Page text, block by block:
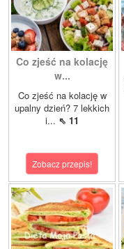
Co zjeść na kolację
w...
Co zjeść na kolację w
upalny dzień? 7 lekkich
i... ⇖ 11
Zobacz przepis!